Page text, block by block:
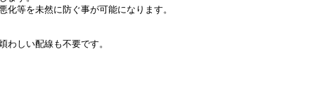
等を未然に防ぐ事が可能になります。
しい配線も不要です。